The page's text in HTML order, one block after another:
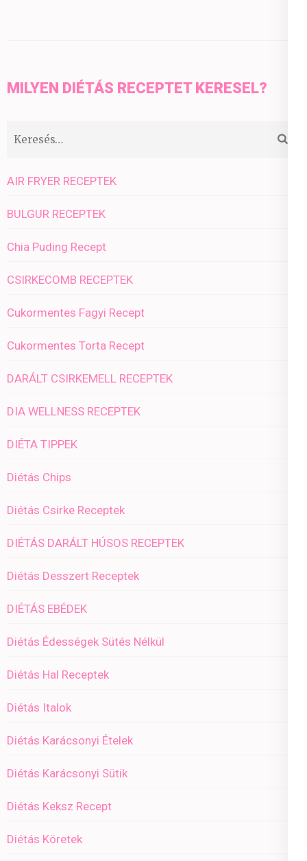
MILYEN DIÉTÁS RECEPTET KERESEL?
Keresés:
AIR FRYER RECEPTEK
BULGUR RECEPTEK
Chia Puding Recept
CSIRKECOMB RECEPTEK
Cukormentes Fagyi Recept
Cukormentes Torta Recept
DARÁLT CSIRKEMELL RECEPTEK
DIA WELLNESS RECEPTEK
DIÉTA TIPPEK
Diétás Chips
Diétás Csirke Receptek
DIÉTÁS DARÁLT HÚSOS RECEPTEK
Diétás Desszert Receptek
DIÉTÁS EBÉDEK
Diétás Édességek Sütés Nélkül
Diétás Hal Receptek
Diétás Italok
Diétás Karácsonyi Ételek
Diétás Karácsonyi Sütik
Diétás Keksz Recept
Diétás Köretek